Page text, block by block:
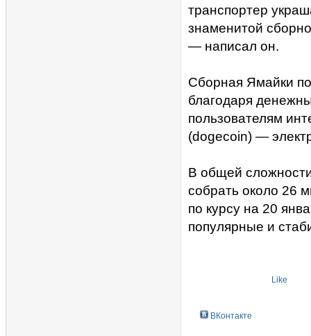
транспортер
знаменитой
— написал он.
Сборная Ямайки
благодаря
пользователям
(dogecoin) —
В общей
собрать около 26
по курсу на 20
популярные и
Like
ВКонтакте